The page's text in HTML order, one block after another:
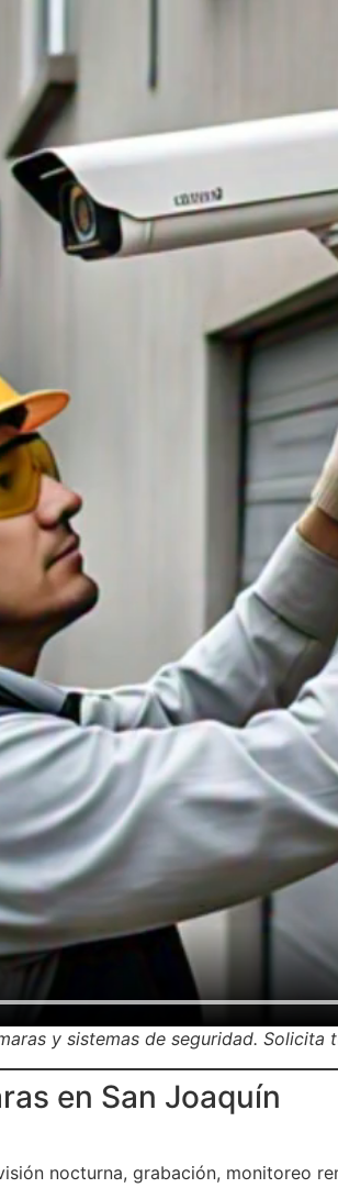
y sistemas de seguridad. Solicita
en San Joaquín
nocturna, grabación, monitoreo